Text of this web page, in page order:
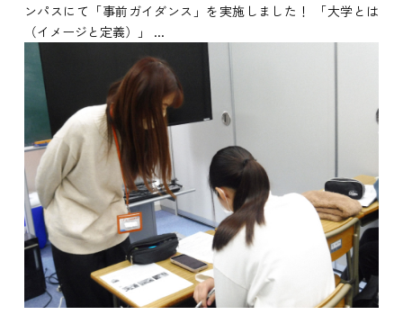
ンパスにて「事前ガイダンス」を実施しました！ 「大学とは
（イメージと定義）」 ...